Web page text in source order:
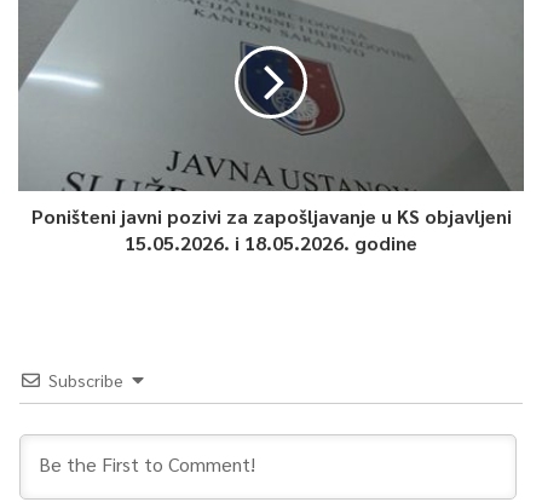
Poništeni javni pozivi za zapošljavanje u KS objavljeni
15.05.2026. i 18.05.2026. godine
Subscribe